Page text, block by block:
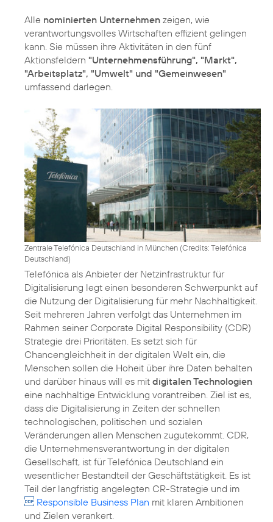
Alle nominierten Unternehmen zeigen, wie
verantwortungsvolles Wirtschaften effizient gelingen
kann. Sie müssen ihre Aktivitäten in den fünf
Aktionsfeldern "Unternehmensführung", "Markt",
"Arbeitsplatz", "Umwelt" und "Gemeinwesen"
umfassend darlegen.
Zentrale Telefónica Deutschland in München (Credits: Telefónica
Deutschland)
Telefónica als Anbieter der Netzinfrastruktur für
Digitalisierung legt einen besonderen Schwerpunkt auf
die Nutzung der Digitalisierung für mehr Nachhaltigkeit.
Seit mehreren Jahren verfolgt das Unternehmen im
Rahmen seiner Corporate Digital Responsibility (CDR)
Strategie drei Prioritäten. Es setzt sich für
Chancengleichheit in der digitalen Welt ein, die
Menschen sollen die Hoheit über ihre Daten behalten
und darüber hinaus will es mit digitalen Technologien
eine nachhaltige Entwicklung vorantreiben. Ziel ist es,
dass die Digitalisierung in Zeiten der schnellen
technologischen, politischen und sozialen
Veränderungen allen Menschen zugutekommt. CDR,
die Unternehmensverantwortung in der digitalen
Gesellschaft, ist für Telefónica Deutschland ein
wesentlicher Bestandteil der Geschäftstätigkeit. Es ist
Teil der langfristig angelegten CR-Strategie und im
Responsible Business Plan mit klaren Ambitionen
und Zielen verankert.